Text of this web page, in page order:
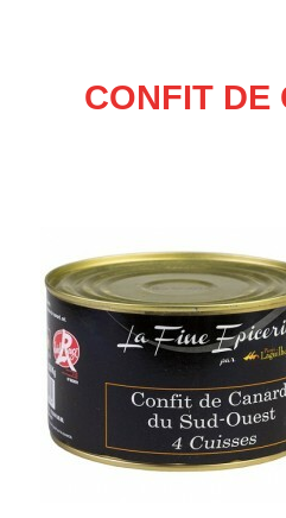
CONFIT DE